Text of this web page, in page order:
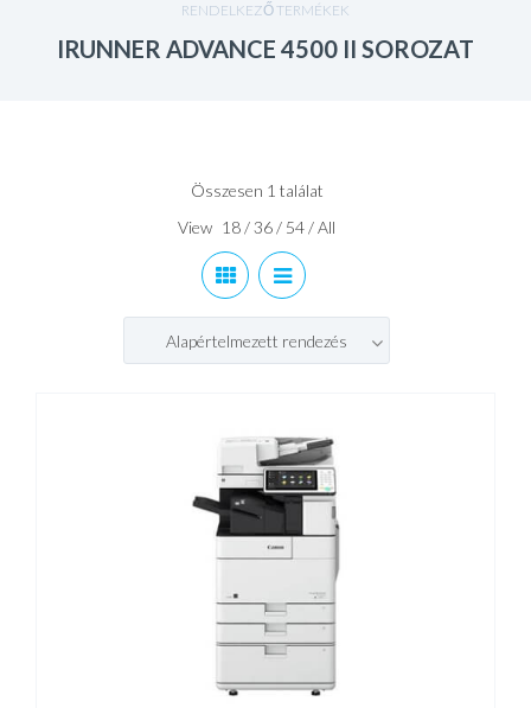
RENDELKEZŐ TERMÉKEK
IRUNNER ADVANCE 4500 II SOROZAT
Összesen 1 találat
View 18/36/ 54/All
Alapértelmezett rendezés